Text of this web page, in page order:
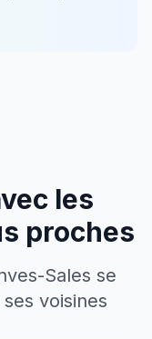
les
proches
Sales se
voisines